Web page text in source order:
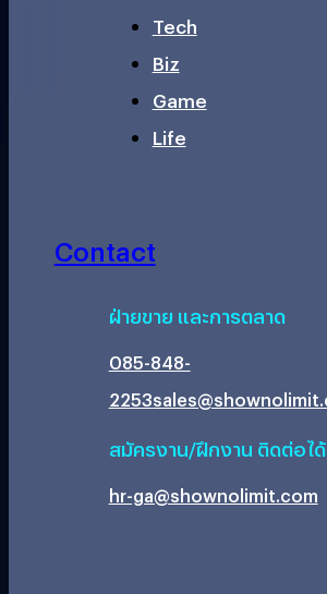
Tech
Biz
Game
Life
Contact
ฝ่ายขาย และการตลาด
085-848-
2253
สมัครงาน/ฝึกงาน ติดต่อไ
hr-ga@shownolimit.com